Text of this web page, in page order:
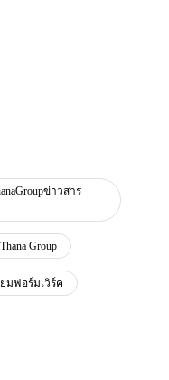
ข่าวสาร
Thana Group
มฟอร์มเวิร์ค